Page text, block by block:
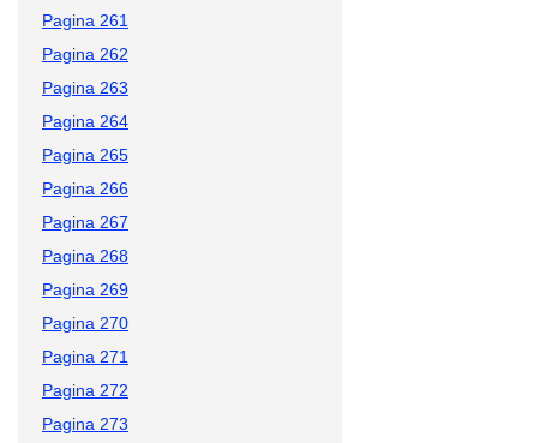
Pagina 261
Pagina 262
Pagina 263
Pagina 264
Pagina 265
Pagina 266
Pagina 267
Pagina 268
Pagina 269
Pagina 270
Pagina 271
Pagina 272
Pagina 273